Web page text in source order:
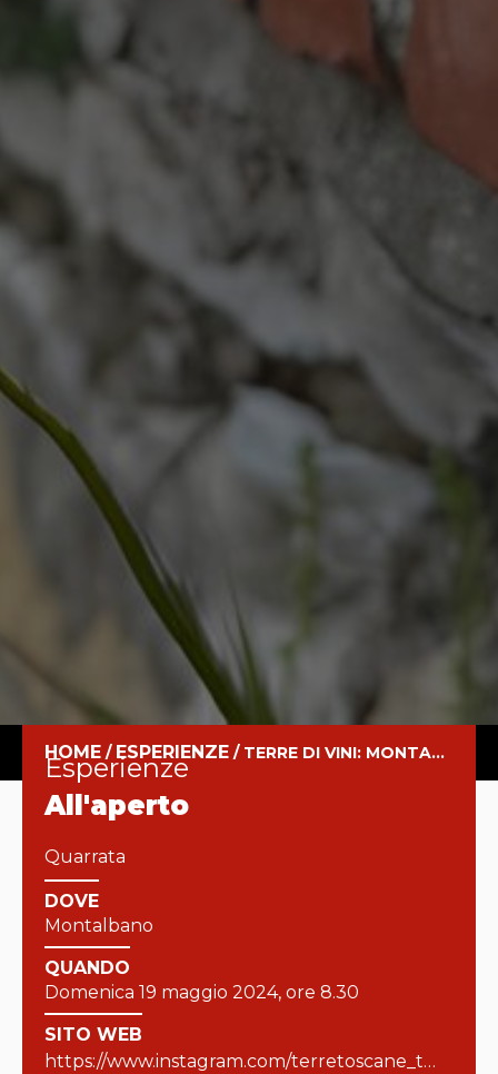
HOME / ESPERIENZE / TERRE DI VINI: MONTALBANO DA SCOPRIRE
esperienze
All'aperto
Quarrata
DOVE
Montalbano
QUANDO
Domenica 19 maggio 2024, ore 8.30
SITO WEB
https://www.instagram.com/terretoscane_trekking/?igsh=MWJtYWg1cDJtbWVnaQ%3D%3D&utm_source=qr